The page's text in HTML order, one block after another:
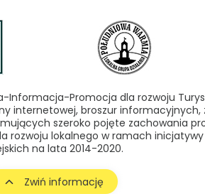
Promocja dla rozwoju
internetowej, broszur
szeroko pojęte zachowania
rozwoju lokalnego w ramach inicjatywy
na lata 2014-2020.
Zwiń informację